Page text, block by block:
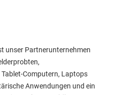
unser Partnerunternehmen
Computern, Laptops
Anwendungen und ein